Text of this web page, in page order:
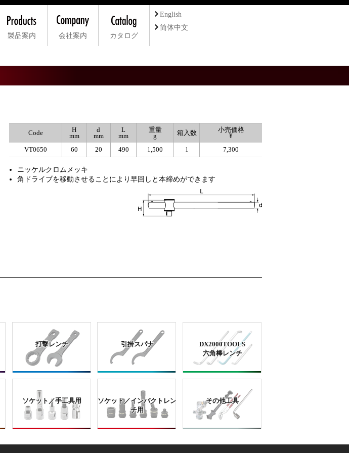
製品案内 会社案内 カタログ
English
简体中文
Code
H
mm
d
mm
L
mm
重量
g
箱入数
小売価格
¥
VT0650
60 20 490 1,500 1 7,300
ニッケルクロムメッキ
角ドライブを移動させることにより早回しと本締めができます
打撃レンチ 引掛スパナ
DX2000TOOLS
六角棒レンチ
ソケット／手工具用
ソケット／インパクトレン
チ用
その他工具